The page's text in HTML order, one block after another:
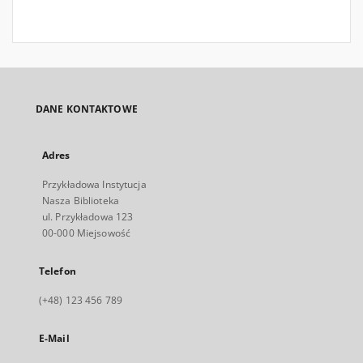
DANE KONTAKTOWE
Adres
Przykładowa Instytucja
Nasza Biblioteka
ul. Przykładowa 123
00-000 Miejsowość
Telefon
(+48) 123 456 789
E-Mail